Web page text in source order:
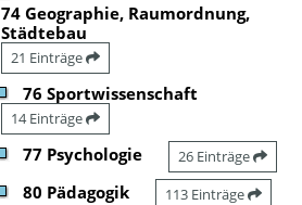
74 Geographie, Raumordnung,
Städtebau
21 Einträge
76 Sportwissenschaft
14 Einträge
77 Psychologie 26 Einträge
80 Pädagogik 113 Einträge